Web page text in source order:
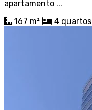
apartamento ...
167 m²
4 quartos